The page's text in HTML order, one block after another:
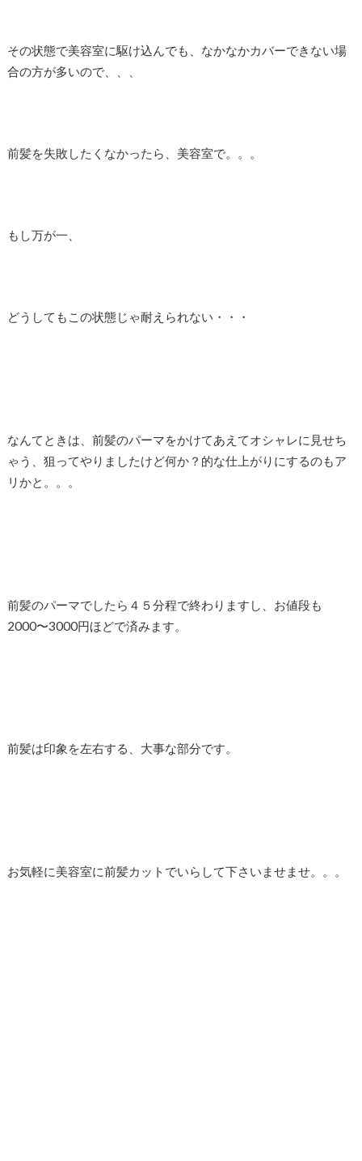
その状態で美容室に駆け込んでも、なかなかカバーできない場
合の方が多いので、、、
前髪を失敗したくなかったら、美容室で。。。
もし万が一、
どうしてもこの状態じゃ耐えられない・・・
なんてときは、前髪のパーマをかけてあえてオシャレに見せち
ゃう、狙ってやりましたけど何か？的な仕上がりにするのもア
リかと。。。
前髪のパーマでしたら４５分程で終わりますし、お値段も
2000〜3000円ほどで済みます。
前髪は印象を左右する、大事な部分です。
お気軽に美容室に前髪カットでいらして下さいませませ。。。